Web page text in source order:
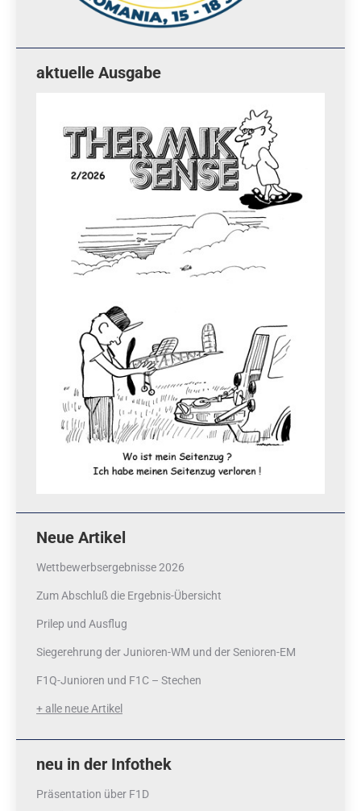
aktuelle Ausgabe
Neue Artikel
Wettbewerbsergebnisse 2026
Zum Abschluß die Ergebnis-Übersicht
Prilep und Ausflug
Siegerehrung der Junioren-WM und der Senioren-EM
F1Q-Junioren und F1C – Stechen
+ alle neue Artikel
neu in der Infothek
Präsentation über F1D